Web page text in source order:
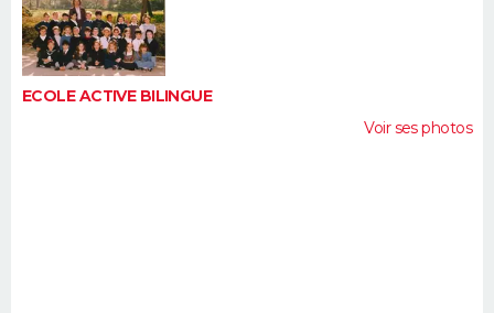
FORUM
Bricolage
Lifestyle
Culture
Sport
Auto
Television
Voyage
Cinema
ECOLE ACTIVE BILINGUE
Voir ses photos